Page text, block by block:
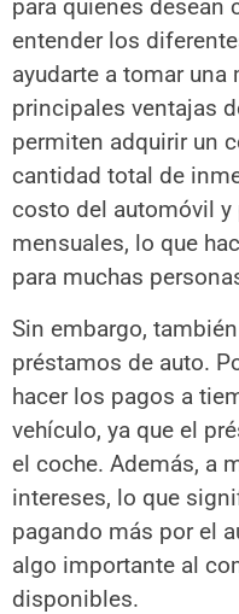
para quienes desean
entender los
ayudarte a tomar
principales ventajas
permiten adquirir un
cantidad total de
costo del automóvil y
mensuales, lo que
para muchas
Sin embargo,
préstamos de auto.
hacer los pagos a
vehículo, ya que el
el coche. Además, a
intereses, lo que
pagando más por el
algo importante al
disponibles.